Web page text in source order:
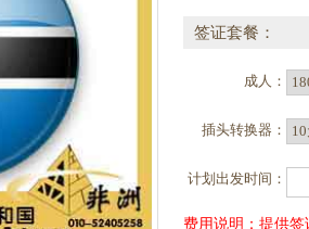
签证套餐：
成人：
插头转换器：
计划出发时间：
费用说明：提供